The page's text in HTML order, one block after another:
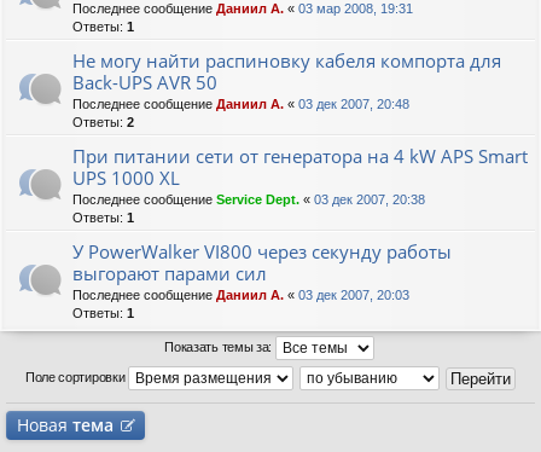
Последнее сообщение Даниил А. « 03 мар 2008, 19:31
Ответы: 1
Не могу найти распиновку кабеля компорта для
Back-UPS AVR 50
Последнее сообщение Даниил А. « 03 дек 2007, 20:48
Ответы: 2
При питании сети от генератора на 4 kW APS Smart
UPS 1000 XL
Последнее сообщение Service Dept. « 03 дек 2007, 20:38
Ответы: 1
У PowerWalker VI800 через секунду работы
выгорают парами сил
Последнее сообщение Даниил А. « 03 дек 2007, 20:03
Ответы: 1
Показать темы за:
Поле сортировки
Новая тема